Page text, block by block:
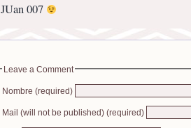
JUan 007
Leave a Comment
Nombre (required)
Mail (will not be published) (required)